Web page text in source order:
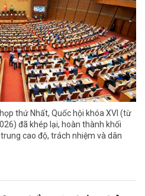
thứ Nhất, Quốc hội khóa XVI (từ
đã khép lại, hoàn thành khối
cao độ, trách nhiệm và dân